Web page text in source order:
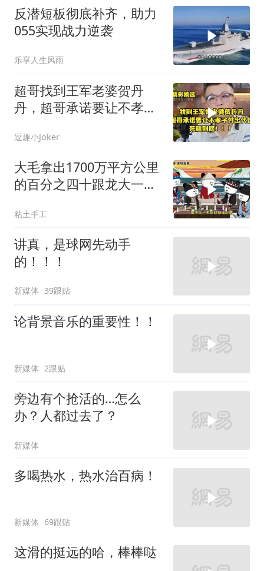
反潜短板彻底补齐，助力
055实现战力逆袭
乐享人生风雨
超哥找到王军老婆贺丹
丹，超哥承诺要让不孝子
逗趣小Joker
大毛拿出1700万平方公里
的百分之四十跟龙大一起
粘土手工
讲真，是球网先动手
的！！！
新媒体 39跟贴
论背景音乐的重要性！！
新媒体 2跟贴
旁边有个抢活的…怎么
办？人都过去了？
新媒体
多喝热水，热水治百病！
新媒体 69跟贴
这滑的挺远的哈，棒棒哒